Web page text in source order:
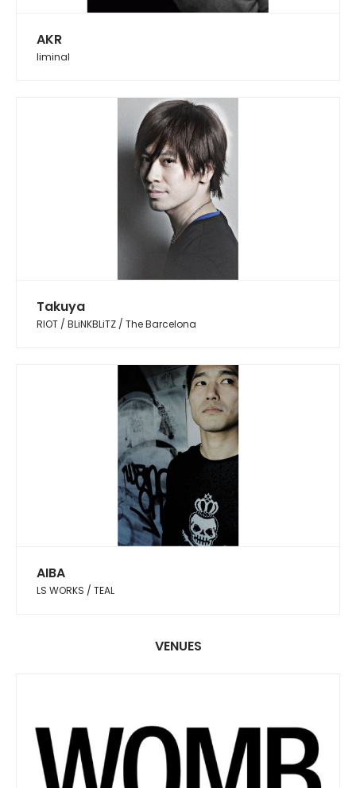
AKR
liminal
Takuya
RIOT / BLiNKBLiTZ / The Barcelona
AIBA
LS WORKS / TEAL
VENUES